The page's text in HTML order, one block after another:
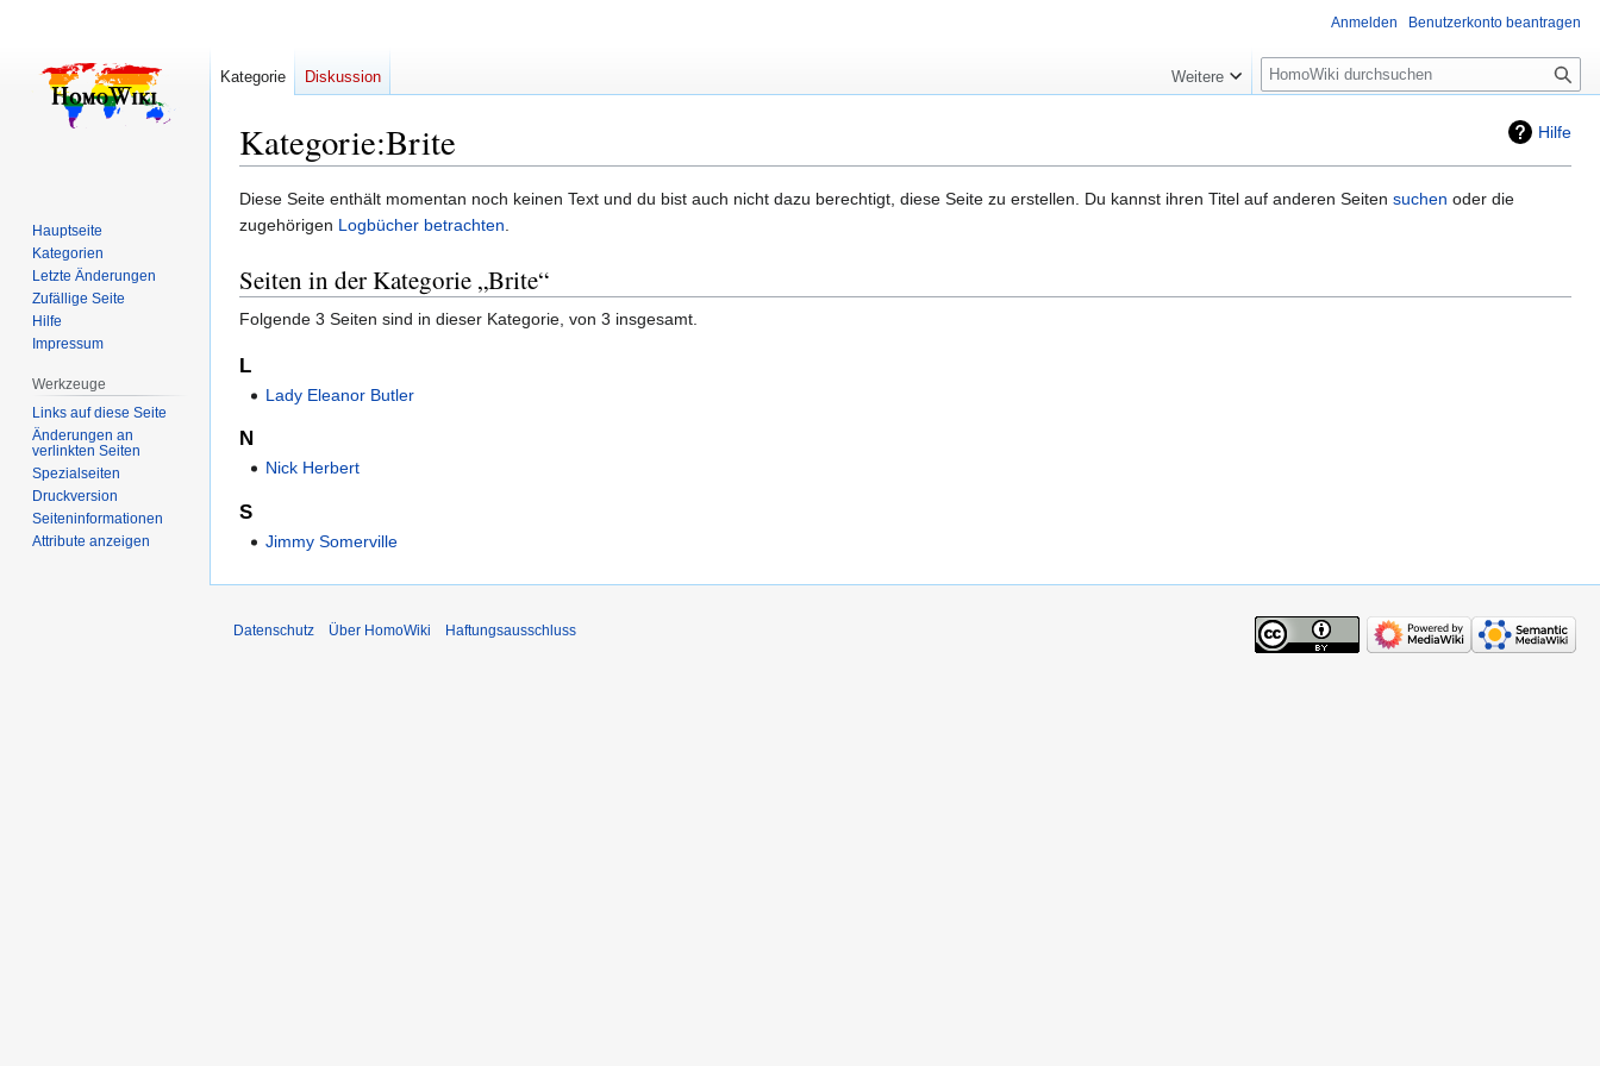
Hilfe
Kategorie:Brite
Zur
Navigation
Zur
Suche
Diese Seite enthält momentan noch keinen Text und du bist auch nicht dazu berechtigt, diese Seite zu erstellen. Du kannst ihren Titel auf anderen Seiten suchen oder die
zugehörigen Logbücher betrachten.
Seiten in der Kategorie „Brite“
Folgende 3 Seiten sind in dieser Kategorie, von 3 insgesamt.
L
Lady Eleanor Butler
N
Nick Herbert
S
Jimmy Somerville
Anmelden Benutzerkonto beantragen
Kategorie Diskussion Weitere
Suche
Hauptseite
Kategorien
Letzte Änderungen
Zufällige Seite
Hilfe
Impressum
Werkzeuge
Links auf diese Seite
Änderungen an
verlinkten Seiten
Spezialseiten
Druckversion
Seiten­­informationen
Attribute anzeigen
Datenschutz Über HomoWiki Haftungsausschluss